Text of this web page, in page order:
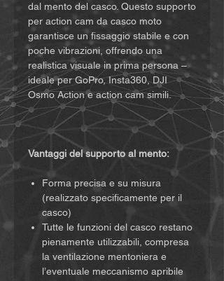
dal mento del casco. Questo supporto
per action cam da casco moto
garantisce un fissaggio stabile e con
poche vibrazioni, offrendo una
realistica visuale in prima persona –
ideale per GoPro, Insta360, DJI
Osmo Action e action cam simili.
Vantaggi del supporto al mento:
Forma precisa e su misura
(realizzato specificamente per il
casco)
Tutte le funzioni del casco restano
pienamente utilizzabili, compresa
la ventilazione mentoniera e
l’eventuale meccanismo apribile